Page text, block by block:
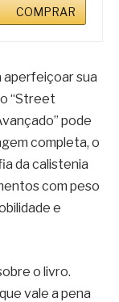
COMPRAR
aperfeiçoar sua
“Street
pode
completa, o
da calistenia
com peso
e
o livro.
vale a pena